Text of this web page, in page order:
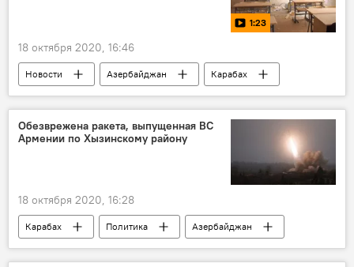
1:23
18 октября 2020, 16:46
Новости Азербайджан
Карабах
Видео
МУЛЬТИМЕДИА
Обезврежена ракета, выпущенная ВС
Армении по Хызинскому району
18 октября 2020, 16:28
Карабах Политика
Азербайджан
Новости